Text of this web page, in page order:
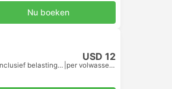
Nu boeken
USD 12
Inclusief belastingen per volwassene